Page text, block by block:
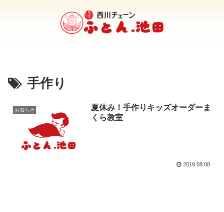
手作り
お知らせ
夏休み！手作りキッズオーダーま
くら教室
2019.08.08